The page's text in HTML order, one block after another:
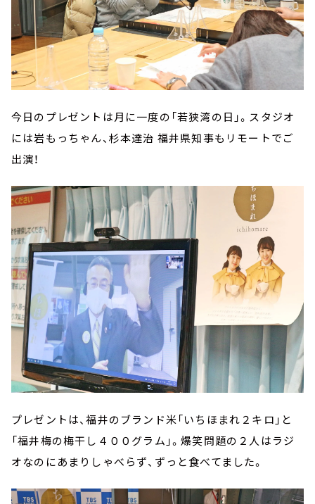
今日のプレゼントは月に一度の「若狭湾の日」。スタジオ
には岩もっちゃん、杉本達治 福井県知事もリモートでご
出演！
プレゼントは、福井のブランド米「いちほまれ２キロ」と
「福井梅の梅干し４００グラム」。爆笑問題の２人はラジ
オなのにあまりしゃべらず、ずっと食べてました。